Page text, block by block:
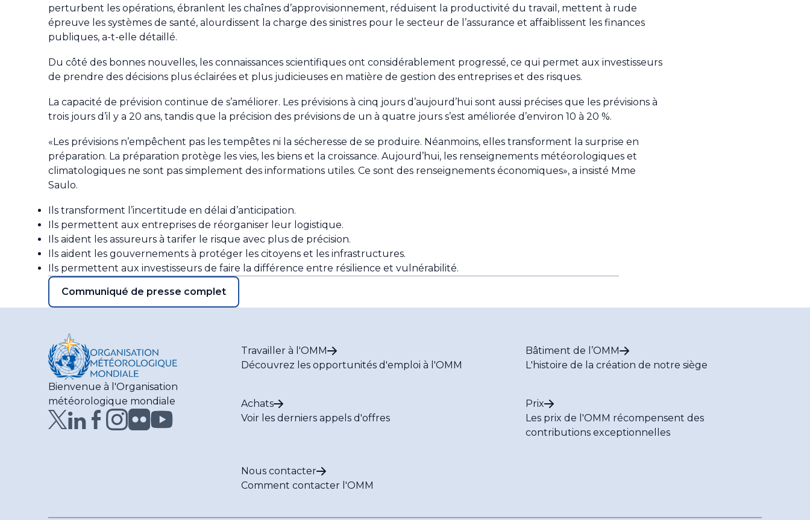
perturbent les opérations, ébranlent les chaînes d’approvisionnement, réduisent la productivité du travail, mettent à rude
épreuve les systèmes de santé, alourdissent la charge des sinistres pour le secteur de l’assurance et affaiblissent les finances
publiques, a-t-elle détaillé.
Du côté des bonnes nouvelles, les connaissances scientifiques ont considérablement progressé, ce qui permet aux investisseurs
de prendre des décisions plus éclairées et plus judicieuses en matière de gestion des entreprises et des risques.
La capacité de prévision continue de s’améliorer. Les prévisions à cinq jours d’aujourd’hui sont aussi précises que les prévisions à
trois jours d’il y a 20 ans, tandis que la précision des prévisions de un à quatre jours s’est améliorée d’environ 10 à 20 %.
«Les prévisions n’empêchent pas les tempêtes ni la sécheresse de se produire. Néanmoins, elles transforment la surprise en
préparation. La préparation protège les vies, les biens et la croissance. Aujourd’hui, les renseignements météorologiques et
climatologiques ne sont pas simplement des informations utiles. Ce sont des renseignements économiques», a insisté Mme
Saulo.
Ils transforment l’incertitude en délai d’anticipation.
Ils permettent aux entreprises de réorganiser leur logistique.
Ils aident les assureurs à tarifer le risque avec plus de précision.
Ils aident les gouvernements à protéger les citoyens et les infrastructures.
Ils permettent aux investisseurs de faire la différence entre résilience et vulnérabilité.
Communiqué de presse complet
Bienvenue à l'Organisation
météorologique mondiale
Travailler à l'OMM
Découvrez les opportunités d'emploi à l'OMM
Bâtiment de l’OMM
L'histoire de la création de notre siège
Achats
Voir les derniers appels d'offres
Prix
Les prix de l'OMM récompensent des
contributions exceptionnelles
Nous contacter
Comment contacter l'OMM